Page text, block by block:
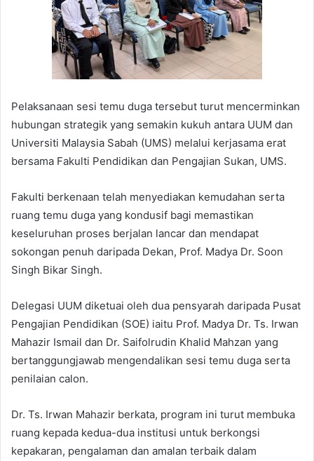
Pelaksanaan sesi temu duga tersebut turut mencerminkan
hubungan strategik yang semakin kukuh antara UUM dan
Universiti Malaysia Sabah (UMS) melalui kerjasama erat
bersama Fakulti Pendidikan dan Pengajian Sukan, UMS.
Fakulti berkenaan telah menyediakan kemudahan serta
ruang temu duga yang kondusif bagi memastikan
keseluruhan proses berjalan lancar dan mendapat
sokongan penuh daripada Dekan, Prof. Madya Dr. Soon
Singh Bikar Singh.
Delegasi UUM diketuai oleh dua pensyarah daripada Pusat
Pengajian Pendidikan (SOE) iaitu Prof. Madya Dr. Ts. Irwan
Mahazir Ismail dan Dr. Saifolrudin Khalid Mahzan yang
bertanggungjawab mengendalikan sesi temu duga serta
penilaian calon.
Dr. Ts. Irwan Mahazir berkata, program ini turut membuka
ruang kepada kedua-dua institusi untuk berkongsi
kepakaran, pengalaman dan amalan terbaik dalam